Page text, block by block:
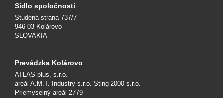
Sídlo spoločnosti
Studená strana 737/7
946 03 Kolárovo
SLOVAKIA
Prevádzka Kolárovo
ATLAS plus, s.r.o.
areál A.M.T. Industry s.r.o.-Sting 2000 s.r.o.
Priemyselný areál 2779